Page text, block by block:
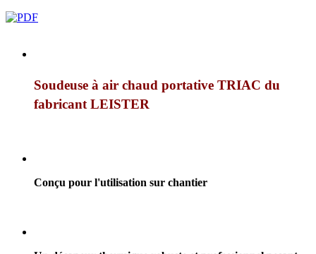
Soudeuse à air chaud portative TRIAC du
fabricant LEISTER
Conçu pour l'utilisation sur chantier